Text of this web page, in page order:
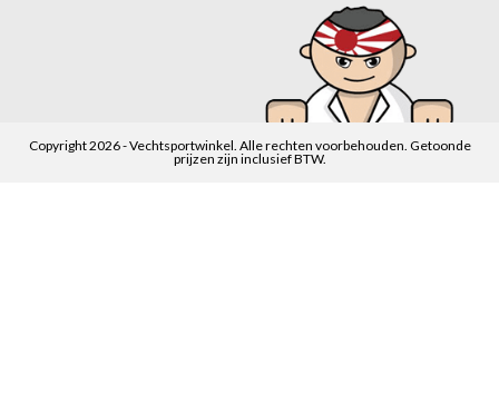
Copyright 2026 - Vechtsportwinkel. Alle rechten voorbehouden. Getoonde
prijzen zijn inclusief BTW.